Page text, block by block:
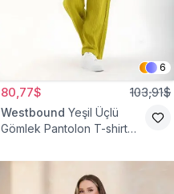
6
80,77$ 103,91$
Westbound Yeşil Üçlü
Gömlek Pantolon T-shirt